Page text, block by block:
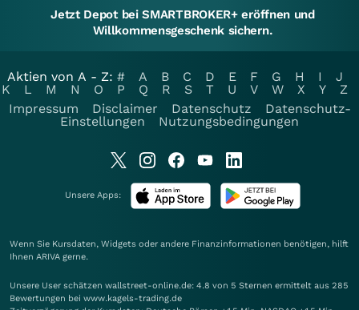
Jetzt Depot bei SMARTBROKER+ eröffnen und
Willkommensgeschenk sichern.
Aktien von A - Z: # A B C D E F G H I
J
K
L M N O P Q R S T U V W X Y
Z
Impressum
Disclaimer Datenschutz
Datenschutz-
Einstellungen
Nutzungsbedingungen
Unsere Apps:
Wenn Sie Kursdaten, Widgets oder andere Finanzinformationen benötigen, hilft
Ihnen ARIVA gerne.
Unsere User schätzen wallstreet-online.de: 4.8 von 5 Sternen ermittelt aus 285
Bewertungen bei www.kagels-trading.de